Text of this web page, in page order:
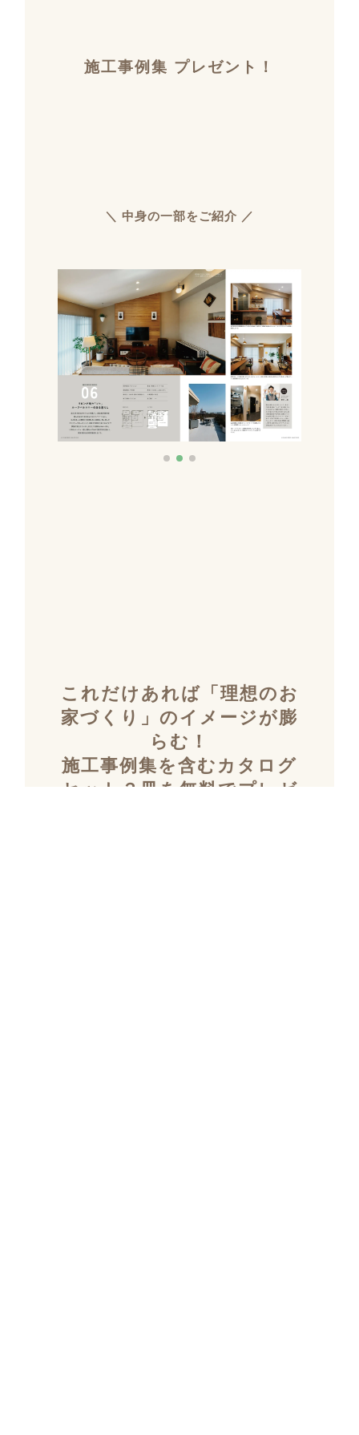
施工事例集 プレゼント！
＼ 中身の一部をご紹介 ／
これだけあれば「理想のお
家づくり」のイメージが膨
らむ！
施工事例集を含むカタログ
セット３冊を無料でプレゼ